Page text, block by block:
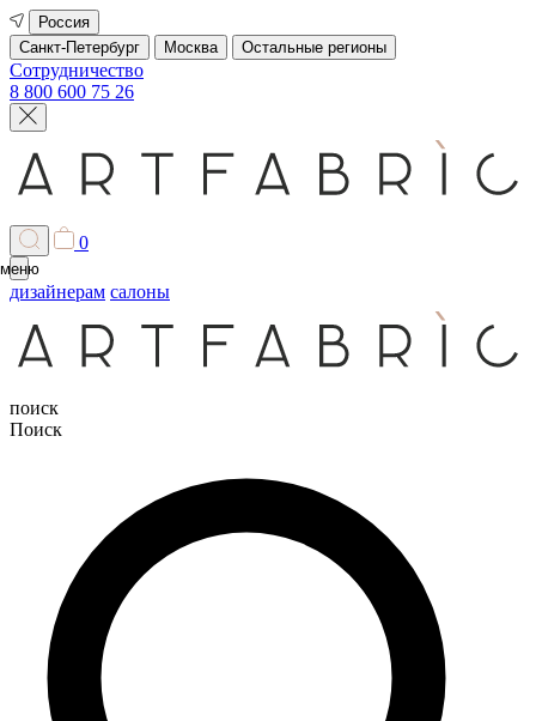
Россия
Санкт-Петербург
Москва Остальные регионы
Сотрудничество
8 800 600 75 26
0
меню
дизайнерам салоны
поиск
Поиск